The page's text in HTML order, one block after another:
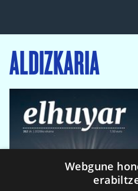
ALDIZKARIA
Webgune